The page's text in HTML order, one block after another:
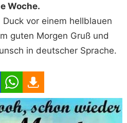
Woche.
vor einem hellblauen
guten Morgen Gruß und
in deutscher Sprache.